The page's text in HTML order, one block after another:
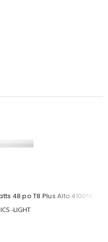
48 po T8 Plus Alto 4100°K
-LIGHT